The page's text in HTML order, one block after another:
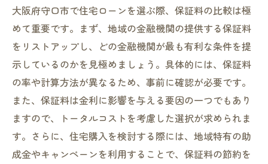
大阪府守口市で住宅ローンを選ぶ際、保証料の比較は極
めて重要です。まず、地域の金融機関の提供する保証料
をリストアップし、どの金融機関が最も有利な条件を提
示しているのかを見極めましょう。具体的には、保証料
の率や計算方法が異なるため、事前に確認が必要です。
また、保証料は金利に影響を与える要因の一つでもあり
ますので、トータルコストを考慮した選択が求められま
す。さらに、住宅購入を検討する際には、地域特有の助
成金やキャンペーンを利用することで、保証料の節約を